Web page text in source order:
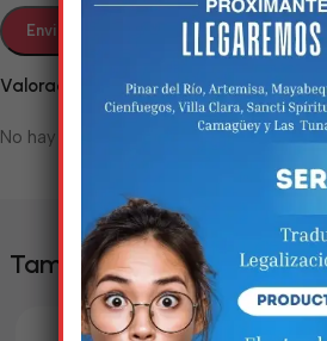
Valoraciones
No hay valoraciones aún.
También te puede
Estamos
nisso!
Em breve, esta
disponível com
incríveis.
paciência e